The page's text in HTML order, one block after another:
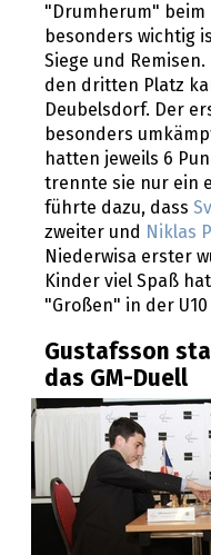
"Drumherum"
besonders wichtig
Siege und
den dritten Platz
Deubelsdorf. Der
besonders
hatten jeweils 6
trennte sie nur ein
führte dazu, dass
zweiter und
Niklas
Niederwisa erster
Kinder viel Spaß
"Großen" in der
Gustafsson
das GM-Duell